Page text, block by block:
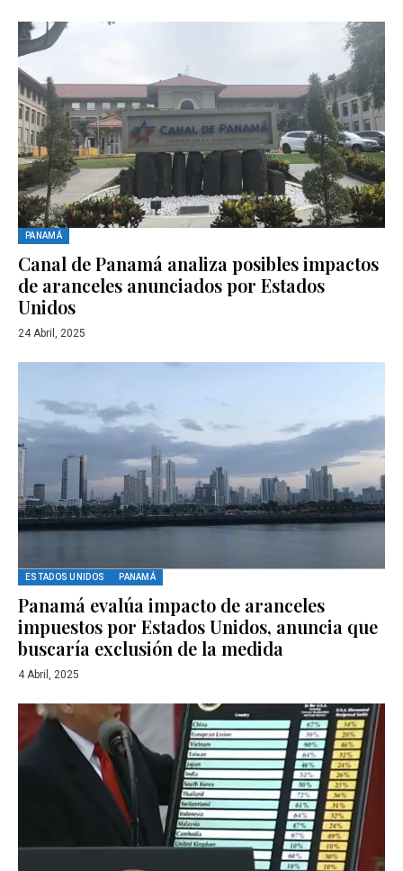
PANAMÁ
Canal de Panamá analiza posibles impactos
de aranceles anunciados por Estados
Unidos
24 Abril, 2025
ESTADOS UNIDOS PANAMÁ
Panamá evalúa impacto de aranceles
impuestos por Estados Unidos, anuncia que
buscaría exclusión de la medida
4 Abril, 2025